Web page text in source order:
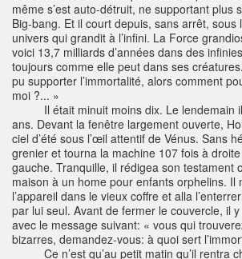
même s’est auto-détruit, ne supportant plus
Big-bang. Et il court depuis, sans arrêt, sous
univers qui grandit à l’infini. La Force
voici 13,7 milliards d’années dans des
toujours comme elle peut dans ses
pu supporter l’immortalité, alors comment
moi ?... »
Il était minuit moins dix. Le lendemain il
ans. Devant la fenêtre largement ouverte,
ciel d’été sous l’œil attentif de Vénus. Sans
grenier et tourna la machine 107 fois à
gauche. Tranquille, il rédigea son testament
maison à un home pour enfants orphelins. Il
l’appareil dans le vieux coffre et alla
par lui seul. Avant de fermer le couvercle, il
avec le message suivant: « vous qui
bizarres, demandez-vous: à quoi sert
Ce n’est qu’au petit matin qu’il rentra